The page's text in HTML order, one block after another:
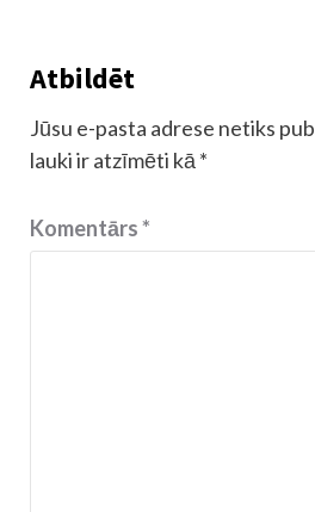
Atbildēt
Jūsu e-pasta adrese netiks
lauki ir atzīmēti kā *
Komentārs*